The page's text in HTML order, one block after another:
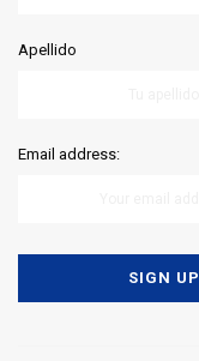
Apellido
Email address: